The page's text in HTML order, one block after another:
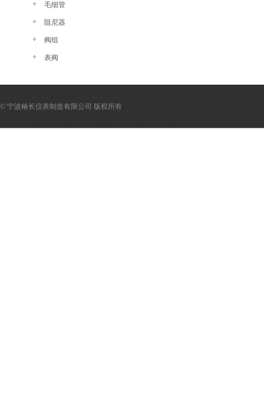
毛细管
阻尼器
阀组
表阀
© 宁波椿长仪表制造有限公司 版权所有